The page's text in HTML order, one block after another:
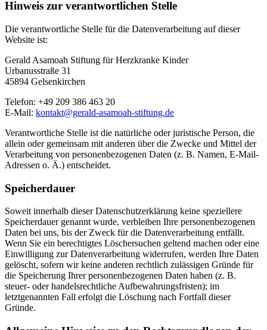
Hinweis zur verantwortlichen Stelle
Die verantwortliche Stelle für die Datenverarbeitung auf dieser
Website ist:
Gerald Asamoah Stiftung für Herzkranke Kinder
Urbanusstraße 31
45894 Gelsenkirchen
Telefon: +49 209 386 463 20
E-Mail: kontakt@gerald-asamoah-stiftung.de
Verantwortliche Stelle ist die natürliche oder juristische Person, die
allein oder gemeinsam mit anderen über die Zwecke und Mittel der
Verarbeitung von personenbezogenen Daten (z. B. Namen, E-Mail-
Adressen o. Ä.) entscheidet.
Speicherdauer
Soweit innerhalb dieser Datenschutzerklärung keine speziellere
Speicherdauer genannt wurde, verbleiben Ihre personenbezogenen
Daten bei uns, bis der Zweck für die Datenverarbeitung entfällt.
Wenn Sie ein berechtigtes Löschersuchen geltend machen oder eine
Einwilligung zur Datenverarbeitung widerrufen, werden Ihre Daten
gelöscht, sofern wir keine anderen rechtlich zulässigen Gründe für
die Speicherung Ihrer personenbezogenen Daten haben (z. B.
steuer- oder handelsrechtliche Aufbewahrungsfristen); im
letztgenannten Fall erfolgt die Löschung nach Fortfall dieser
Gründe.